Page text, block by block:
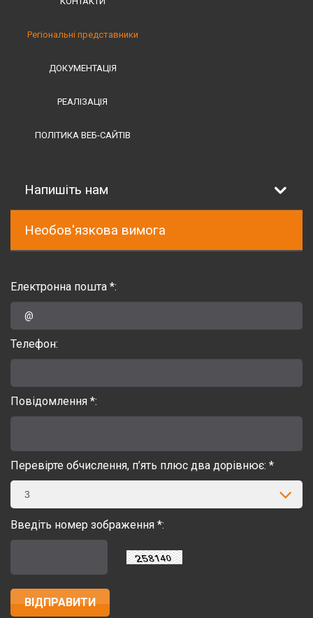
Регіональні представники
ДОКУМЕНТАЦІЯ
РЕАЛІЗАЦІЯ
ПОЛІТИКА ВЕБ-САЙТІВ
Напишіть нам
Необов'язкова вимога
Електронна пошта *:
Телефон:
Повідомлення *:
Перевірте обчислення, п’ять плюс два дорівнює: *
3
Введіть номер зображення *: